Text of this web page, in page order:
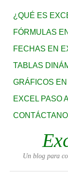
¿QUÉ ES
FÓRMULAS
FECHAS EN
TABLAS
GRÁFICOS
EXCEL PASO
Un blog para